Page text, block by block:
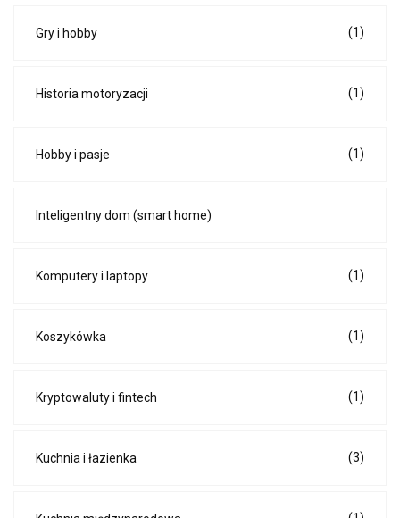
Gry i hobby (1)
Historia motoryzacji (1)
Hobby i pasje (1)
Inteligentny dom (smart home)
Komputery i laptopy (1)
Koszykówka (1)
Kryptowaluty i fintech (1)
Kuchnia i łazienka (3)